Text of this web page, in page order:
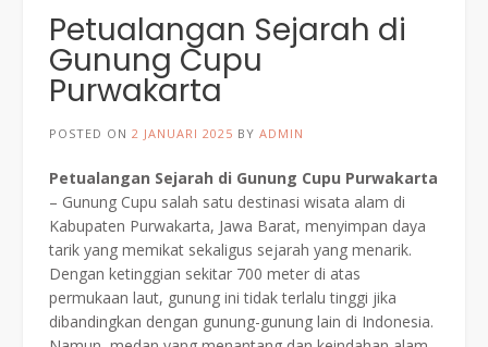
Petualangan Sejarah di
Gunung Cupu
Purwakarta
POSTED ON 2 JANUARI 2025 BY ADMIN
Petualangan Sejarah di Gunung Cupu Purwakarta
– Gunung Cupu salah satu destinasi wisata alam di
Kabupaten Purwakarta, Jawa Barat, menyimpan daya
tarik yang memikat sekaligus sejarah yang menarik.
Dengan ketinggian sekitar 700 meter di atas
permukaan laut, gunung ini tidak terlalu tinggi jika
dibandingkan dengan gunung-gunung lain di Indonesia.